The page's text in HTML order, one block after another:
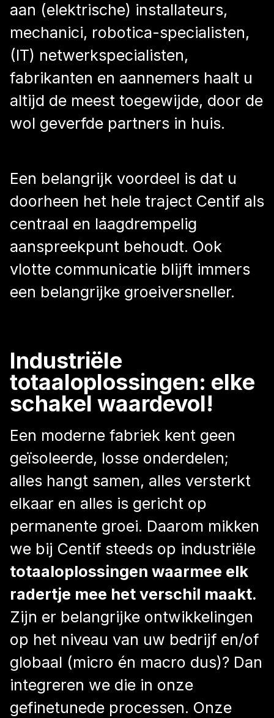
aan (elektrische) installateurs,
mechanici, robotica-specialisten,
(IT) netwerkspecialisten,
fabrikanten en aannemers haalt u
altijd de meest toegewijde, door de
wol geverfde partners in huis.
Een belangrijk voordeel is dat u
doorheen het hele traject Centif als
centraal en laagdrempelig
aanspreekpunt behoudt. Ook
vlotte communicatie blijft immers
een belangrijke groeiversneller.
Industriële
totaaloplossingen: elke
schakel waardevol!
Een moderne fabriek kent geen
geïsoleerde, losse onderdelen;
alles hangt samen, alles versterkt
elkaar en alles is gericht op
permanente groei. Daarom mikken
we bij Centif steeds op industriële
totaaloplossingen waarmee elk
radertje mee het verschil maakt.
Zijn er belangrijke ontwikkelingen
op het niveau van uw bedrijf en/of
globaal (micro én macro dus)? Dan
integreren we die in onze
gefinetunede processen. Onze